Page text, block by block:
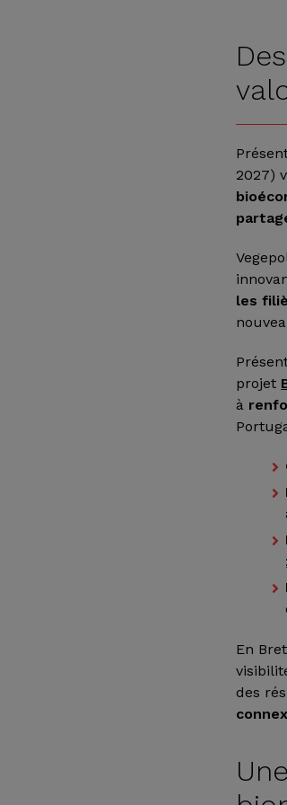
2027)
les
projet
à
;
En
des